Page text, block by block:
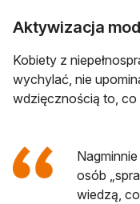
Aktywizacja
Kobiety z
wychylać, nie
wdzięcznością to, co
osób
wiedzą,